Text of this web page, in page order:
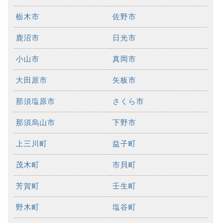
栃木市 佐野市
鹿沼市 日光市
小山市 真岡市
大田原市 矢板市
那須塩原市 さくら市
那須烏山市 下野市
上三川町 益子町
茂木町 市貝町
芳賀町 壬生町
野木町 塩谷町